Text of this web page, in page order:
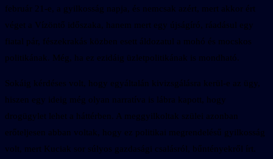
február 21-e, a gyilkosság napja, és nemcsak azért, mert akkor ért
véget a Vízöntő időszaka, hanem mert egy újságíró, ráadásul egy
fiatal pár, fészekrakás közben esett áldozatul a mohó és mocskos
politikának. Még, ha ez ezidáig üzletpolitikának is mondható.
Sokáig kérdéses volt, hogy egyáltalán kivizsgálásra kerül-e az ügy,
hiszen egy ideig még olyan narratíva is lábra kapott, hogy
drogügylet lehet a háttérben. A meggyilkoltak szülei azonban
erőteljesen abban voltak, hogy ez politikai megrendelésű gyilkosság
volt, mert Kuciak sor súlyos gazdasági csalásról, bűntényekről írt.